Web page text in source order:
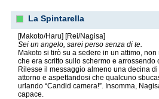
La Spintarella
[Makoto/Haru] [Rei/Nagisa]
Sei un angelo, sarei perso senza di te.
Makoto si tirò su a sedere in un attimo,
che era scritto sullo schermo e arrossendo
Rilesse il messaggio almeno una decina
attorno e aspettandosi che qualcuno
urlando “Candid camera!”. Insomma,
capace.